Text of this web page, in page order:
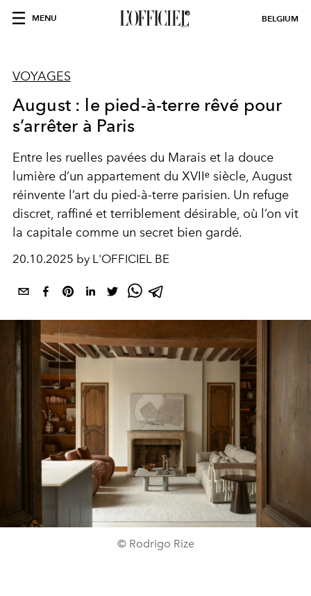
MENU BELGIUM
VOYAGES
August : le pied-à-terre rêvé pour
s’arrêter à Paris
Entre les ruelles pavées du Marais et la douce
lumière d’un appartement du XVIIᵉ siècle, August
réinvente l’art du pied-à-terre parisien. Un refuge
discret, raffiné et terriblement désirable, où l’on vit
la capitale comme un secret bien gardé.
20.10.2025 by L'OFFICIEL BE
© Rodrigo Rize